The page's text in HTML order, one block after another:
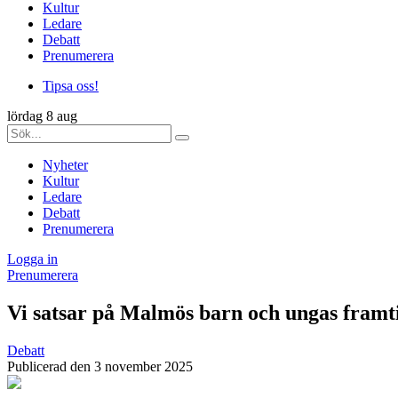
Kultur
Ledare
Debatt
Prenumerera
Tipsa oss!
lördag 8 aug
Nyheter
Kultur
Ledare
Debatt
Prenumerera
Logga in
Prenumerera
Vi satsar på Malmös barn och ungas
Debatt
Publicerad den 3 november 2025